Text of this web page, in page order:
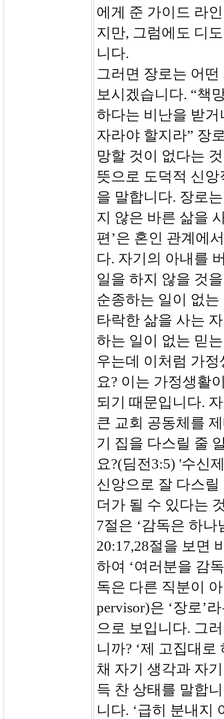
에게 준 가이드 라
지만, 그럼에도 디
니다.
그러면 장로는 어
보시겠습니다. “책
하다는 비난을 받
자라야 할지라” 장
망할 것이 없다는
뜻으로 도덕적 신
을 말합니다. 장로
지 않은 바른 삶을
편’은 혼인 관계에
다. 자기의 아내를
일을 하지 않을 것
순종하는 일이 없
타락한 삶을 사는
하는 일이 없는 믿
우는데 이처럼 가
요? 이는 가정생활
되기 때문입니다.
큰 교회 공동체를
기 집을 다스릴 줄
요?(딤전3:5) '수신
신앙으로 잘 다스
더가 될 수 있다는
7절은 ‘감독은 하
20:17,28절을 보면
하여 ‘여러분을 감
독은 다른 직분이
pervisor)은 ‘장로’
으로 보입니다. 그
니까? ‘제 고집대
채 자기 생각과 자
득 찬 상태를 말합
니다. ‘급히 분내지